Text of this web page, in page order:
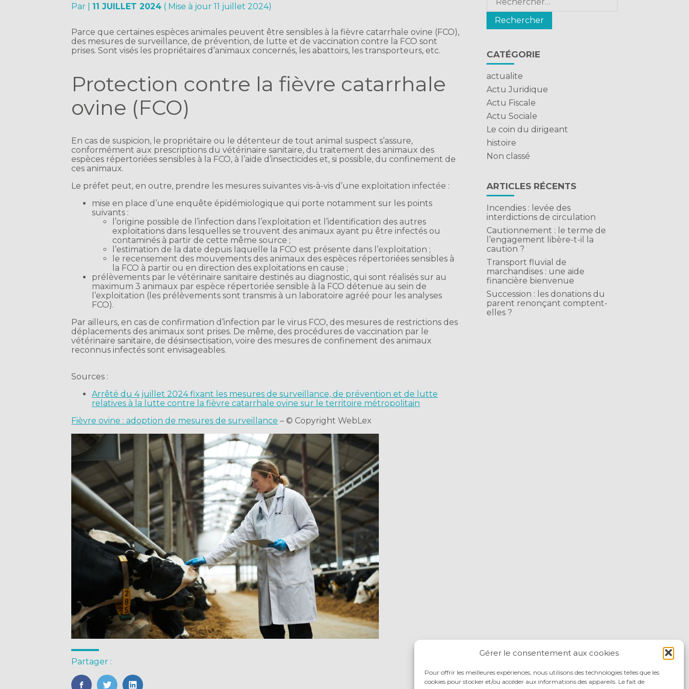
Gérer le consentement aux cookies
Pour offrir les meilleures expériences, nous utilisons des technologies telles que les
cookies pour stocker et/ou accéder aux informations des appareils. Le fait de
Par 11 JUILLET 2024 ( Mise à jour 11 juillet 2024)
Parce que certaines espèces animales peuvent être sensibles à la fièvre catarrhale ovine (FCO),
des mesures de surveillance, de prévention, de lutte et de vaccination contre la FCO sont
prises. Sont visés les propriétaires d’animaux concernés, les abattoirs, les transporteurs, etc.
Protection contre la fièvre catarrhale
ovine (FCO)
En cas de suspicion, le propriétaire ou le détenteur de tout animal suspect s’assure,
conformément aux prescriptions du vétérinaire sanitaire, du traitement des animaux des
espèces répertoriées sensibles à la FCO, à l’aide d’insecticides et, si possible, du confinement de
ces animaux.
Le préfet peut, en outre, prendre les mesures suivantes vis-à-vis d’une exploitation infectée :
mise en place d’une enquête épidémiologique qui porte notamment sur les points
suivants :
l’origine possible de l’infection dans l’exploitation et l’identification des autres
exploitations dans lesquelles se trouvent des animaux ayant pu être infectés ou
contaminés à partir de cette même source ;
l’estimation de la date depuis laquelle la FCO est présente dans l’exploitation ;
le recensement des mouvements des animaux des espèces répertoriées sensibles à
la FCO à partir ou en direction des exploitations en cause ;
prélèvements par le vétérinaire sanitaire destinés au diagnostic, qui sont réalisés sur au
maximum 3 animaux par espèce répertoriée sensible à la FCO détenue au sein de
l’exploitation (les prélèvements sont transmis à un laboratoire agréé pour les analyses
FCO).
Par ailleurs, en cas de confirmation d’infection par le virus FCO, des mesures de restrictions des
déplacements des animaux sont prises. De même, des procédures de vaccination par le
vétérinaire sanitaire, de désinsectisation, voire des mesures de confinement des animaux
reconnus infectés sont envisageables.
Sources :
Arrêté du 4 juillet 2024 fixant les mesures de surveillance, de prévention et de lutte
relatives à la lutte contre la fièvre catarrhale ovine sur le territoire métropolitain
Fièvre ovine : adoption de mesures de surveillance – © Copyright WebLex
Partager :
CATÉGORIE
actualite
Actu Juridique
Actu Fiscale
Actu Sociale
Le coin du dirigeant
histoire
Non classé
ARTICLES RÉCENTS
Incendies : levée des
interdictions de circulation
Cautionnement : le terme de
l’engagement libère-t-il la
caution ?
Transport fluvial de
marchandises : une aide
financière bienvenue
Succession : les donations du
parent renonçant comptent-
elles ?